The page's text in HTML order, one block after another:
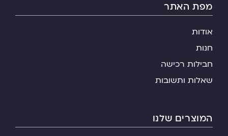
מפת האתר
אודות
חנות
חבילות רכישה
שאלות ותשובות
המוצרים שלנו